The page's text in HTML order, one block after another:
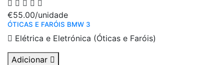
€55.00/unidade
ÓTICAS E FARÓIS BMW 3
Elétrica e Eletrónica (Óticas e Faróis)
Adicionar